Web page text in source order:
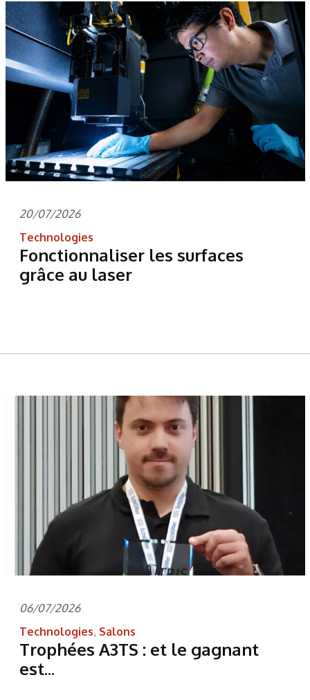
20/07/2026
Technologies
Fonctionnaliser les surfaces
grâce au laser
06/07/2026
Technologies, Salons
Trophées A3TS : et le gagnant
est...